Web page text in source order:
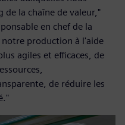
la chaîne de valeur,"
en chef de la
production à l'aide
agiles et efficaces, de
de réduire les